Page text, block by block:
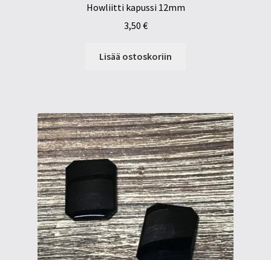
Howliitti kapussi 12mm
3,50 €
Lisää ostoskoriin